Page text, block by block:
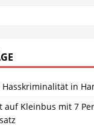
in
auf Kleinbus mit 7